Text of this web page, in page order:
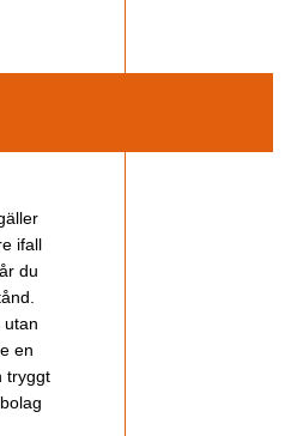
ifall
du
utan
en
tryggt